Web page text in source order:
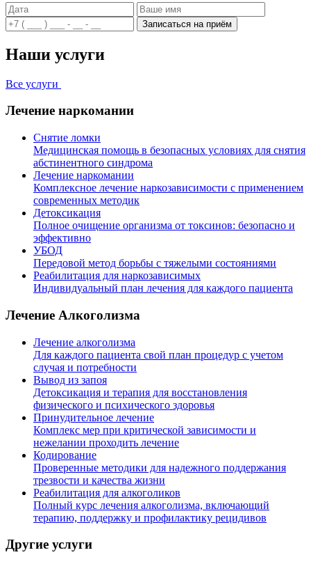
Записаться на приём
Наши услуги
Все услуги
Лечение наркомании
Снятие ломки
Медицинская помощь в безопасных условиях для снятия
абстинентного синдрома
Лечение наркомании
Комплексное лечение наркозависимости с применением
современных методик
Детоксикация
Полное очищение организма от токсинов: безопасно и
эффективно
УБОД
Передовой метод борьбы с тяжелыми состояниями
Реабилитация для наркозависимых
Индивидуальный план лечения для каждого пациента
Лечение Алкоголизма
Лечение алкоголизма
Для каждого пациента свой план процедур с учетом
случая и потребности
Вывод из запоя
Детоксикация и терапия для восстановления
физического и психического здоровья
Принудительное лечение
Комплекс мер при критической зависимости и
нежелании проходить лечение
Кодирование
Проверенные методики для надежного поддержания
трезвости и качества жизни
Реабилитация для алкоголиков
Полный курс лечения алкоголизма, включающий
терапию, поддержку и профилактику рецидивов
Другие услуги